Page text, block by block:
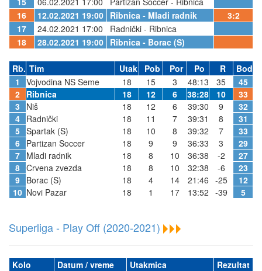
16
12.02.2021 19:00 Ribnica - Mladi radnik
3:2
17
24.02.2021 17:00
Radnički - Ribnica
18
28.02.2021 19:00 Ribnica - Borac (S)
Rb. Tim Utak Pob Por Po R
Bod
1
Vojvodina NS Seme 18 15 3 48:13 35
45
2 Ribnica 18 12 6 38:28 10
33
3
Niš 18 12 6 39:30 9
32
4 Radnički 18 11 7 39:31 8
31
5 Spartak (S) 18 10 8 39:32 7
33
6 Partizan Soccer 18 9 9 36:33 3
29
7 Mladi radnik 18 8 10 36:38 -2
27
8 Crvena zvezda 18 8 10 32:38 -6
23
9 Borac (S) 18 4 14 21:46 -25
12
10 Novi Pazar 18 1 17 13:52 -39 5
Superliga - Play Off (2020-2021)
Kolo Datum / vreme Utakmica
Rezultat